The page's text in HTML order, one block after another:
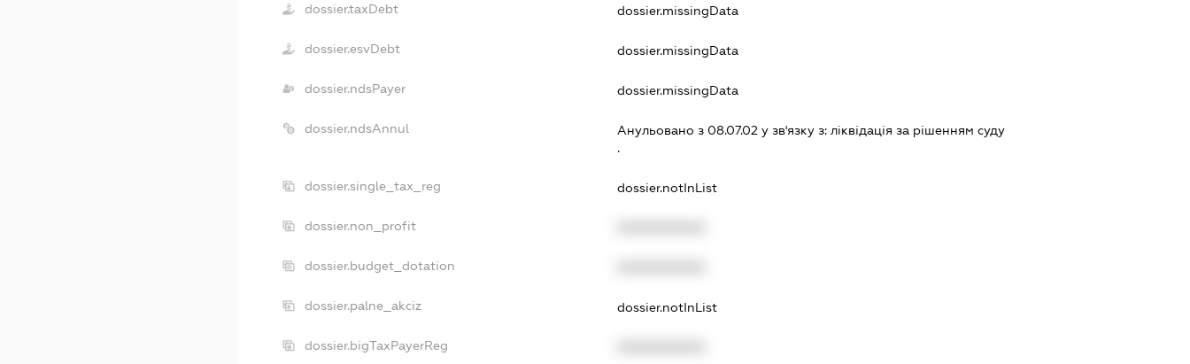
dossier.taxDebt dossier.missingData
dossier.esvDebt dossier.missingData
dossier.ndsPayer dossier.missingData
dossier.ndsAnnul Анульовано з 08.07.02 у зв'язку з: лiквiдацiя за рiшенням суду
.
dossier.single_tax_reg dossier.notInList
dossier.non_profit
dossier.budget_dotation
dossier.palne_akciz dossier.notInList
dossier.bigTaxPayerReg